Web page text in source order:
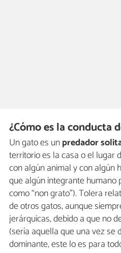
¿Cómo es la conducta
Un gato es unpredador
territorio es la casa o el lugar
con algún animal y con algún
que algún integrante humano
como “non grato”). Tolera
de otros gatos, aunque
jerárquicas, debido a que no
(sería aquella que una vez se
dominante, este lo es para